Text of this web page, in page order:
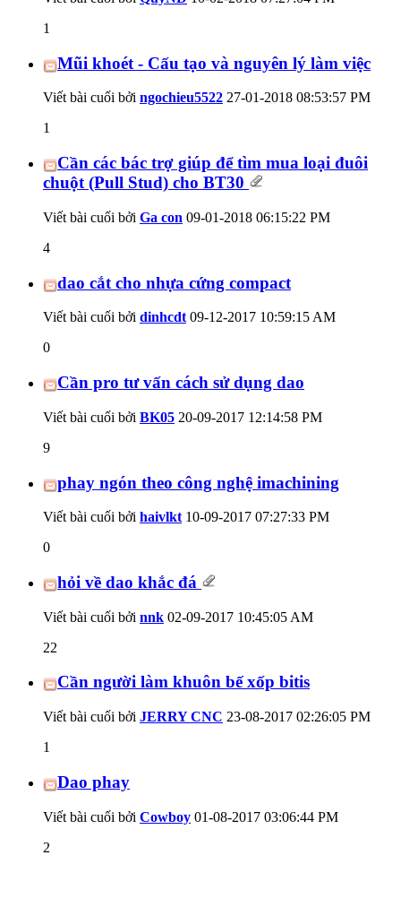
1
Mũi khoét - Cấu tạo và nguyên lý làm việc
Viết bài cuối bởi ngochieu5522 27-01-2018 08:53:57 PM
1
Cần các bác trợ giúp để tìm mua loại đuôi
chuột (Pull Stud) cho BT30
Viết bài cuối bởi Ga con 09-01-2018 06:15:22 PM
4
dao cắt cho nhựa cứng compact
Viết bài cuối bởi dinhcdt 09-12-2017 10:59:15 AM
0
Cần pro tư vấn cách sử dụng dao
Viết bài cuối bởi BK05 20-09-2017 12:14:58 PM
9
phay ngón theo công nghệ imachining
Viết bài cuối bởi haivlkt 10-09-2017 07:27:33 PM
0
hỏi về dao khắc đá
Viết bài cuối bởi nnk 02-09-2017 10:45:05 AM
22
Cần người làm khuôn bế xốp bitis
Viết bài cuối bởi JERRY CNC 23-08-2017 02:26:05 PM
1
Dao phay
Viết bài cuối bởi Cowboy 01-08-2017 03:06:44 PM
2